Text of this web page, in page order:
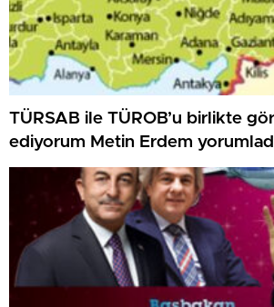
TÜRSAB ile TÜROB’u birlikte
ediyorum Metin Erdem